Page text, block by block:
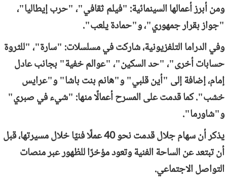
ومن أبرز أعمالها السينمائية: "فيلم ثقافي"، "حرب إيطاليا"،
"جواز بقرار جمهوري"، و"حمادة يلعب".
وفي الدراما التلفزيونية، شاركت في مسلسلات: "سارة"، "للثروة
حسابات أخرى"، "حد السكين"، "عوالم خفية" بجانب عادل
إمام، إضافة إلى "أين قلبي" و"هانم بنت باشا" و"عرايس
خشب". كما قدمت على المسرح أعمالًا منها: "شيء في صبري"
و"شاورما".
يذكر أن سهام جلال قدمت نحو 40 عملًا فنيًا خلال مسيرتها، قبل
أن تبتعد عن الساحة الفنية وتعود مؤخرًا للظهور عبر منصات
التواصل الاجتماعي.